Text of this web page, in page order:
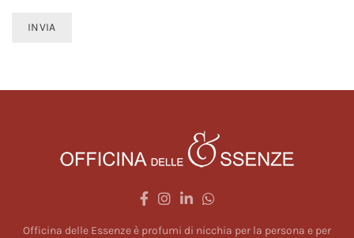
Officina delle Essenze è profumi di nicchia per la persona e per